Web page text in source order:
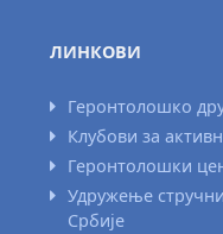
ЛИНКОВИ
Геронтолошко
Клубови за
Геронтолошки
Удружење
Србије